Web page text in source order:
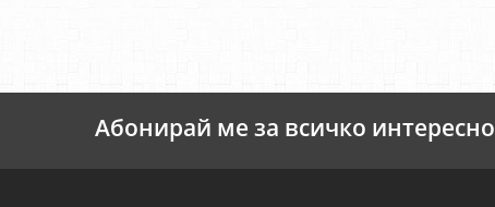
Абонирай ме за всичко интересно